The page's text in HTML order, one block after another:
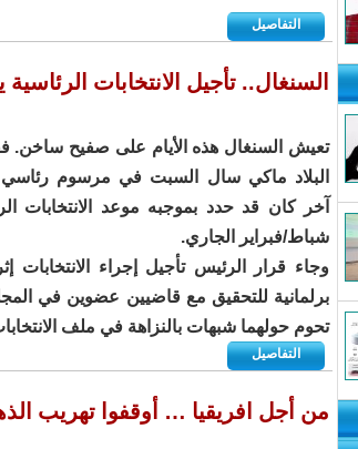
التفاصيل
السنغال.. تأجيل الانتخابات
تعيش السنغال هذه الأيام على صفيح ساخن.
البلاد ماكي سال السبت في مرسوم
شباط/فبراير الجاري.
وجاء قرار الرئيس تأجيل إجراء الانتخابات
برلمانية للتحقيق مع قاضيين عضوين في
تحوم حولهما شبهات بالنزاهة في ملف
التفاصيل
من أجل افريقيا … أوقفوا تهريب